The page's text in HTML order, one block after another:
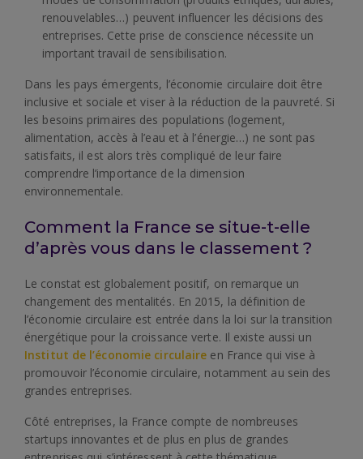
renouvelables…) peuvent influencer les décisions des
entreprises. Cette prise de conscience nécessite un
important travail de sensibilisation.
Dans les pays émergents, l’économie circulaire doit être
inclusive et sociale et viser à la réduction de la pauvreté. Si
les besoins primaires des populations (logement,
alimentation, accès à l’eau et à l’énergie…) ne sont pas
satisfaits, il est alors très compliqué de leur faire
comprendre l’importance de la dimension
environnementale.
Comment la France se situe-t-elle
d’après vous dans le classement ?
Le constat est globalement positif, on remarque un
changement des mentalités. En 2015, la définition de
l’économie circulaire est entrée dans la loi sur la transition
énergétique pour la croissance verte. Il existe aussi un
Institut de l’économie circulaire en France qui vise à
promouvoir l’économie circulaire, notamment au sein des
grandes entreprises.
Côté entreprises, la France compte de nombreuses
startups innovantes et de plus en plus de grandes